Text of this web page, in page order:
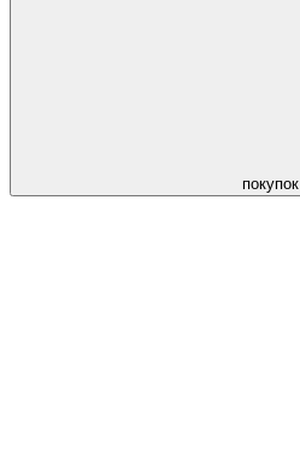
покупок